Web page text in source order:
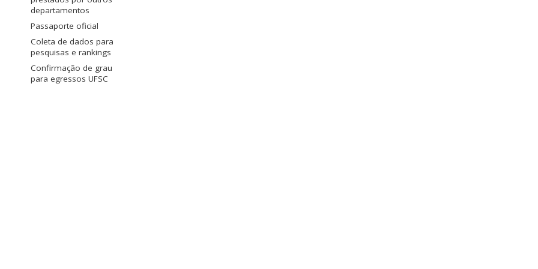
departamentos
Passaporte oficial
Coleta de dados para
pesquisas e rankings
Confirmação de grau
para egressos UFSC